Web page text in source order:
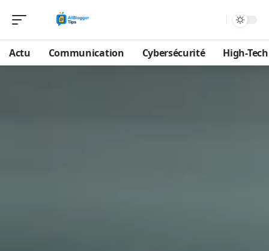
Actu Communication Cybersécurité High-Tech